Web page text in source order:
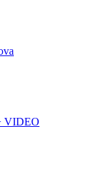
VIDEO